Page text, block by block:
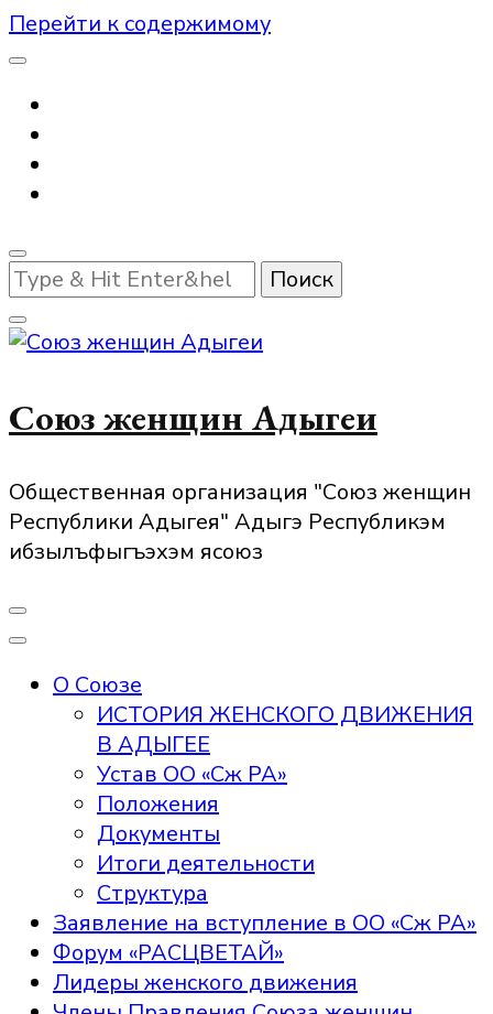
Перейти к содержимому
Ищите
что-
то?
Союз женщин Адыгеи
Общественная организация "Союз женщин
Республики Адыгея" Адыгэ Республикэм
ибзылъфыгъэхэм ясоюз
О Союзе
ИСТОРИЯ ЖЕНСКОГО ДВИЖЕНИЯ
В АДЫГЕЕ
Устав ОО «Сж РА»
Положения
Документы
Итоги деятельности
Структура
Заявление на вступление в ОО «Сж РА»
Форум «РАСЦВЕТАЙ»
Лидеры женского движения